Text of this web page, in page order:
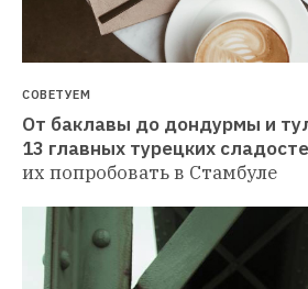
СОВЕТУЕМ
От баклавы до дондурмы и
13 главных турецких
их попробовать в Стамбуле